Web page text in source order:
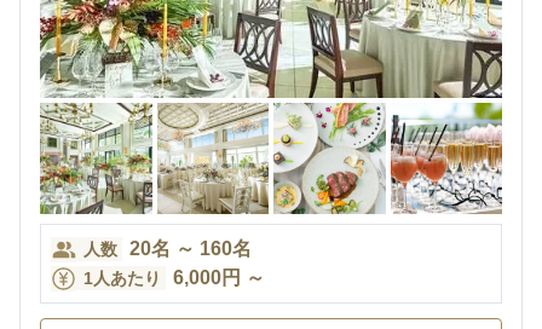
人数 20名 ～ 160名
1人あたり 6,000円 ～